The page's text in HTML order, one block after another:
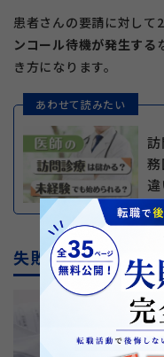
患者さんの要請に対して
ンコール待機が発生する
き方になります。
あわせて読みたい
失敗しない麻酔科